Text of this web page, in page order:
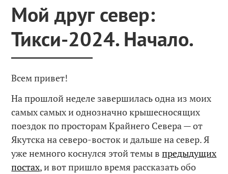
Мой друг север:
Тикси-2024. Начало.
Всем привет!
На прошлой неделе завершилась одна из моих
самых самых и однозначно крышесносящих
поездок по просторам Крайнего Севера — от
Якутска на северо-восток и дальше на север. Я
уже немного коснулся этой темы впредыдущих
постах, и вот пришло время рассказать обо